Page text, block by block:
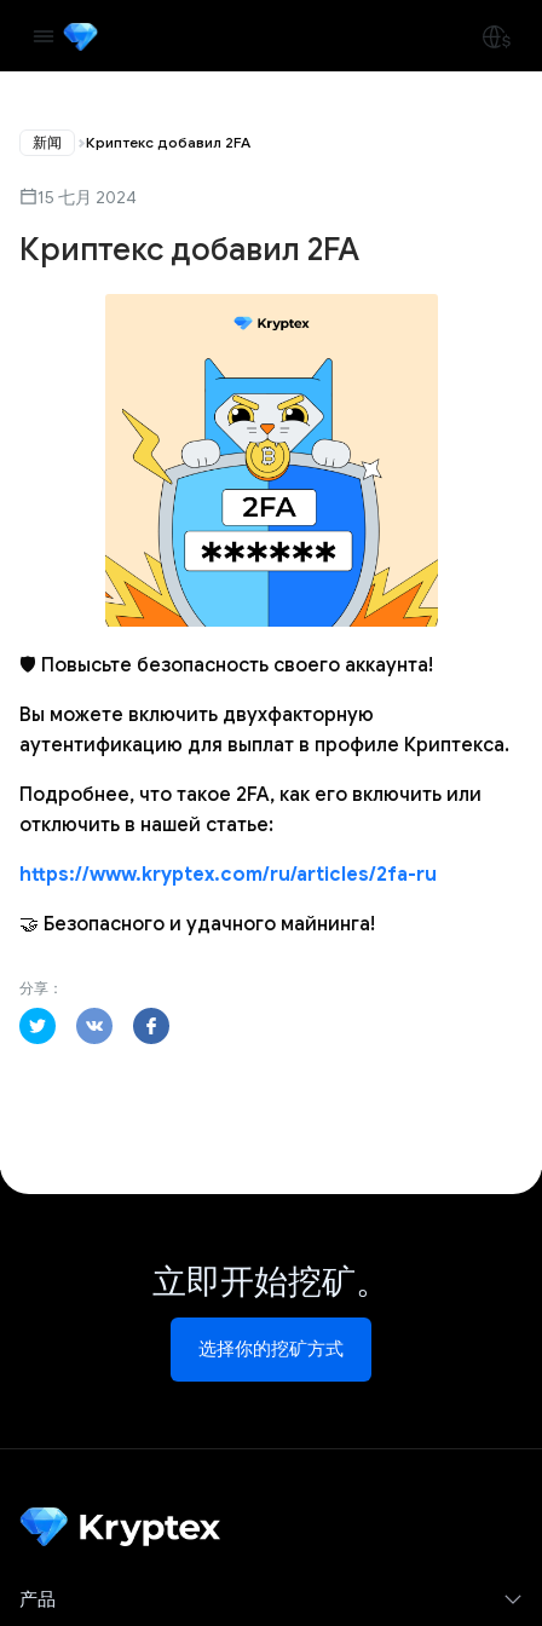
新闻 Криптекс добавил 2FA
15 七月 2024
Криптекс добавил 2FA
🛡 Повысьте безопасность своего аккаунта!
Вы можете включить двухфакторную
аутентификацию для выплат в профиле Криптекса.
Подробнее, что такое 2FA, как его включить или
отключить в нашей статье:
https://www.kryptex.com/ru/articles/2fa-ru
🤝 Безопасного и удачного майнинга!
分享：
立即开始挖矿。
选择你的挖矿方式
产品